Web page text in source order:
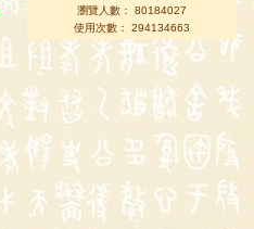
瀏覽人數： 80184027
使用次數： 294134663